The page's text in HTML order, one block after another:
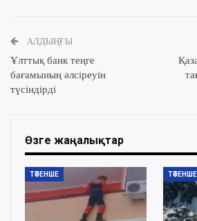
АЛДЫҢҒЫ
Ұлттық банк теңге
бағамының әлсіреуін
түсіндірді
Өзге жаңалықтар
ТӨТЕНШЕ ТӨТЕНШЕ